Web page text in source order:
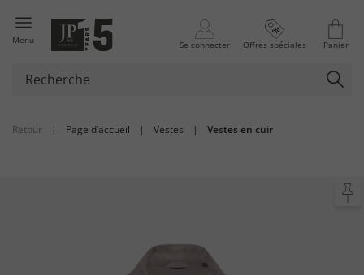
Menu Se connecter Offres spéciales Panier
Retour | Page d’accueil | Vestes | Vestes en cuir